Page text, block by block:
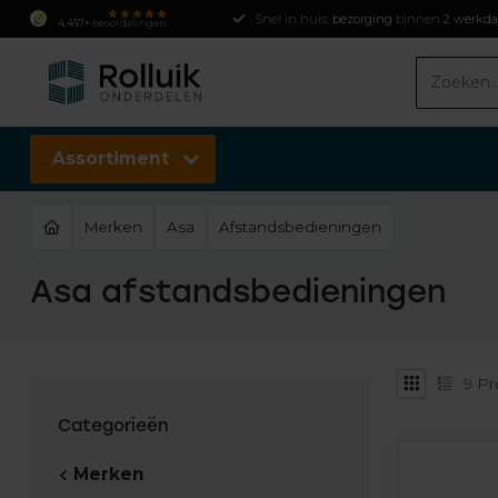
4.457+ beoordelingen Snel in huis: bezorging binnen 2
Assortiment
Merken Asa Afstandsbedieningen
Asa afstandsbedieningen
Categorieën
Merken
9